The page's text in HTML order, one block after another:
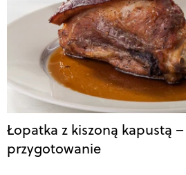
Łopatka z kiszoną kapustą
przygotowanie